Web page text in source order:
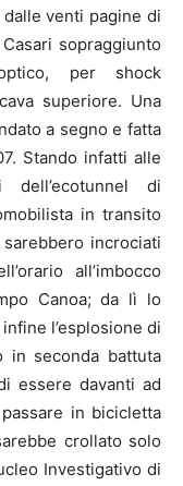
venti pagine di
sopraggiunto
per shock
superiore. Una
a segno e fatta
Stando infatti alle
di
in transito
incrociati
all’imbocco
Canoa; da lì lo
l’esplosione di
in seconda battuta
essere davanti ad
in bicicletta
crollato solo
Investigativo di